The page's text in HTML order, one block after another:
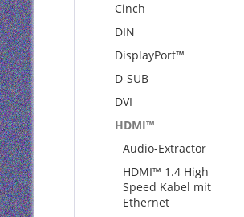
Cinch
DIN
DisplayPort™
D-SUB
DVI
HDMI™
Audio-Extractor
HDMI™ 1.4 High
Speed Kabel mit
Ethernet